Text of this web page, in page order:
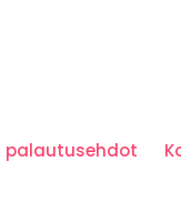
palautusehdot